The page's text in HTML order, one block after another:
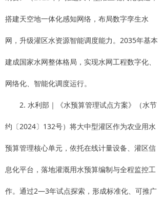
搭建天空地一体化感知网络，布局数字孪生水
网，升级灌区水资源智能调度能力。2035年基本
建成国家水网整体格局，实现水网工程数字化、
网络化、智能化调度运行。
2. 水利部｜《水预算管理试点方案》（水节
约〔2024〕132号）将大中型灌区作为农业用水
预算管理核心单元，依托在线计量设备、灌区信
息化平台，落地灌溉用水预算编制与全程监控工
作。通过2—3年试点探索，形成标准化、可推广